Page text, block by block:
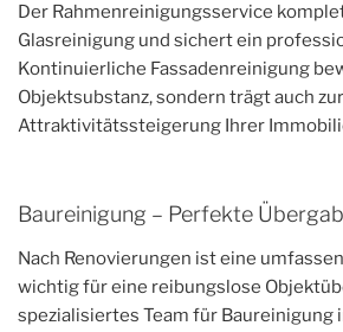
Der Rahmenreinigungsservice
Glasreinigung und sichert ein
Kontinuierliche Fassadenreinigung
Objektsubstanz, sondern trägt auch zur
Attraktivitätssteigerung Ihrer
Baureinigung – Perfekte
Nach Renovierungen ist eine
wichtig für eine reibungslose
spezialisiertes Team für Baureinigung